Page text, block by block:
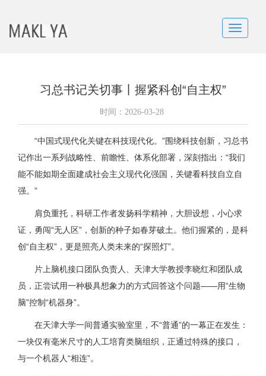
习总书记关切事丨握紧科创“自主权”
时间： 2026-03-28
“中国式现代化关键在科技现代化。”围绕科技创新，习总书
记作出一系列战略性、前瞻性、体系化部署，深刻指出：“我们
能不能如期全面建成社会主义现代化强国，关键看科技自立自
强。”
肩负重托，科研工作者发扬科学精神，大胆设想，小心求
证，勇闯“无人区”，创新的种子如春芽破土。他们握紧的，是科
创“自主权”，更是照亮人类未来的“探照灯”。
片上脑机接口团队负责人、天津大学教授李晓红和团队成
员，正尝试用一种极具想象力的方式回答这个问题——用“生物
脑”控制“机器身”。
在天津大学一间普通实验室里，不“普通”的一幕正在发生：
一块仅有毫米尺寸的人工培育类脑组织，正通过特殊的接口，
与一个机器人“相连”。